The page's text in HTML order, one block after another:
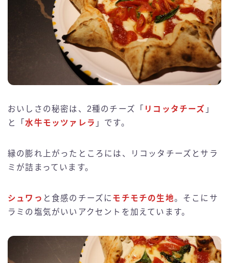
おいしさの秘密は、2種のチーズ「 リコッタチーズ 」
と「水牛モッツァレラ 」です。
縁の膨れ上がったところには、リコッタチーズとサラ
ミが詰まっています。
シュワっ と食感のチーズに モチモチの生地。そこにサ
ラミの塩気がいいアクセントを加えています。